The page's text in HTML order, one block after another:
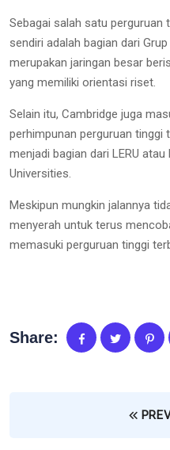
Sebagai salah satu perguruan
sendiri adalah bagian dari
merupakan jaringan besar
yang memiliki orientasi riset.
Selain itu, Cambridge juga
perhimpunan perguruan tinggi
menjadi bagian dari LERU
Universities.
Meskipun mungkin jalannya
menyerah untuk terus
memasuki perguruan tinggi
Share: